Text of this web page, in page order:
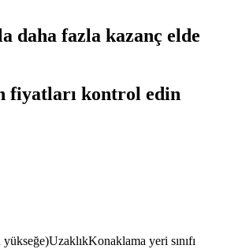
daha fazla kazanç elde
fiyatları kontrol edin
yükseğe)UzaklıkKonaklama yeri sınıfı